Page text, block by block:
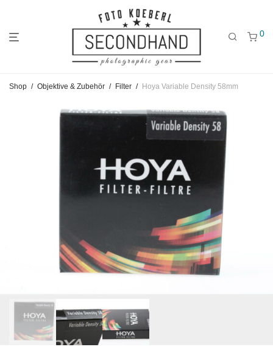
0
Shop / Objektive & Zubehör / Filter / Hoya Variable Density 58mm